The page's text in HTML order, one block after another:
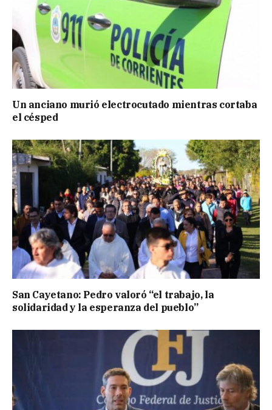
Un anciano murió electrocutado mientras cortaba
el césped
San Cayetano: Pedro valoró “el trabajo, la
solidaridad y la esperanza del pueblo”